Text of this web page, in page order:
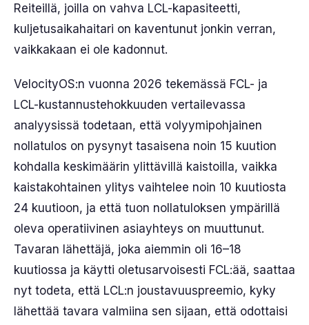
Reiteillä, joilla on vahva LCL-kapasiteetti,
kuljetusaikahaitari on kaventunut jonkin verran,
vaikkakaan ei ole kadonnut.
VelocityOS:n vuonna 2026 tekemässä FCL- ja
LCL-kustannustehokkuuden vertailevassa
analyysissä todetaan, että volyymipohjainen
nollatulos on pysynyt tasaisena noin 15 kuution
kohdalla keskimäärin ylittävillä kaistoilla, vaikka
kaistakohtainen ylitys vaihtelee noin 10 kuutiosta
24 kuutioon, ja että tuon nollatuloksen ympärillä
oleva operatiivinen asiayhteys on muuttunut.
Tavaran lähettäjä, joka aiemmin oli 16–18
kuutiossa ja käytti oletusarvoisesti FCL:ää, saattaa
nyt todeta, että LCL:n joustavuuspreemio, kyky
lähettää tavara valmiina sen sijaan, että odottaisi